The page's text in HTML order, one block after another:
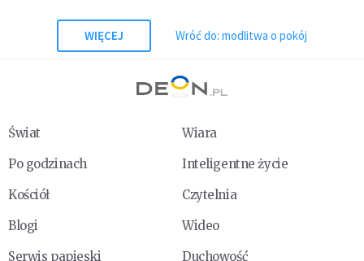
WIĘCEJ Wróć do: modlitwa o pokój
Świat
Wiara
Po godzinach
Inteligentne życie
Kościół
Czytelnia
Blogi
Wideo
Serwis papieski
Duchowość